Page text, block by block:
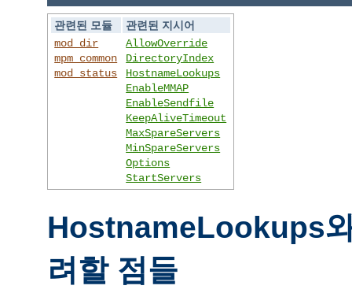
관련된 모듈
관련된 지시어
mod_dir
mpm_common
mod_status
AllowOverride
DirectoryIndex
HostnameLookups
EnableMMAP
EnableSendfile
KeepAliveTimeout
MaxSpareServers
MinSpareServers
Options
StartServers
HostnameLookups
려할 점들